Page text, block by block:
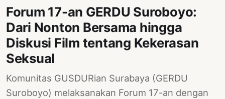
Forum 17-an GERDU Suroboyo:
Dari Nonton Bersama hingga
Diskusi Film tentang Kekerasan
Seksual
Komunitas GUSDURian Surabaya (GERDU
Suroboyo) melaksanakan Forum 17-an dengan